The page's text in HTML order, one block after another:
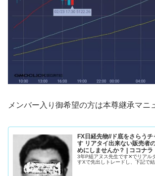
メンバー入り御希望の方は本尊継承マニ
FX日経先物//ド底をさらう
す リアタイ出来ない販売者
めにしませんか？ | ココナラ
3年P組アヌス先生です✕でリアル
すXで先出しトレードし、下記で